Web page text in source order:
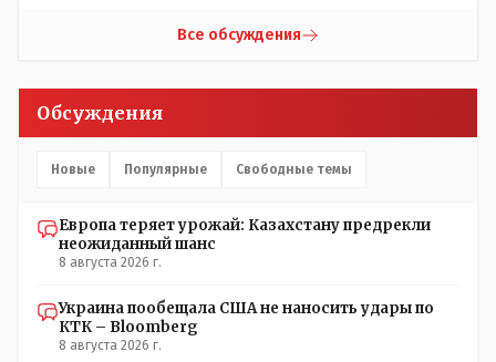
скорого ухода! А летающая тарелка, потому что ещё не
не иначе инопланетянин, ну а на чём инопланетяне
передвигаются?
Все обсуждения
Обсуждения
Новые Популярные Свободные темы
Европа теряет урожай: Казахстану предрекли
неожиданный шанс
8 августа 2026 г.
Украина пообещала США не наносить удары по
КТК – Bloomberg
8 августа 2026 г.